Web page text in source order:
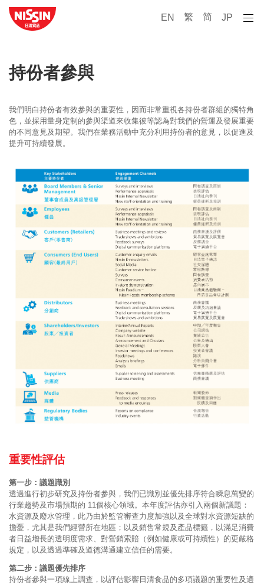
EN JP
简
繁
持份者參與
我們明白持份者有效參與的重要性，因而非常重視各持份者群組的獨特角
色，並採用量身定制的參與渠道來收集彼等認為對我們的營運及發展重要
的不同意見及期望。我們在業務活動中充分利用持份者的意見，以促進及
提升可持續發展。
重要性評估
第一步：議題識別
透過進行初步研究及持份者參與，我們已識別並優先排序符合瞬息萬變的
行業趨勢及市場預期的 11個核心領域。本年度評估亦引入兩個新議題：
水資源及廢水管理，此乃由於監管審查力度加強以及全球對水資源短缺的
擔憂，尤其是我們經營所在地區；以及銷售常規及產品標籤，以滿足消費
者日益增長的透明度需求、對營銷索賠（例如健康或可持續性）的更嚴格
規定，以及透過準確及道德溝通建立信任的需要。
第二步：議題優先排序
持份者參與一項線上調查，以評估影響日清食品的多項議題的重要性及適